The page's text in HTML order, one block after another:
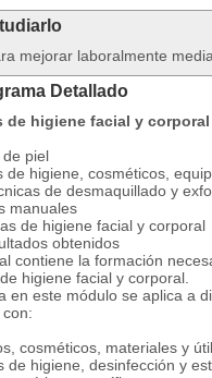
mejorar laboralmente
Detallado
de higiene facial y corporal
piel
de higiene, cosméticos,
de desmaquillado y
manuales
de higiene facial y corporal
obtenidos
contiene la formación
higiene facial y corporal.
en este módulo se aplica a
cosméticos, materiales y
de higiene, desinfección y